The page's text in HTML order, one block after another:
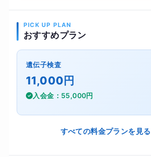
PICK UP PLAN
おすすめプラン
遺伝子検査
11,000円
入会金：55,000円
すべての料金プランを見る